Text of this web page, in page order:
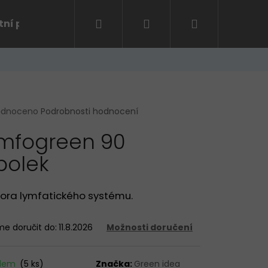
program Kontakt Přihlášení
Podrobnosti hodnocení
90
lymfatického systému.
doručit do: 11.8.2026 Možnosti doručení
(5 ks) Značka: Green idea
Následující